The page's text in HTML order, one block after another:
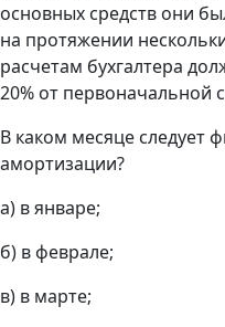
основных средств они
на протяжении
расчетам бухгалтера
20% от первоначальной
В каком месяце следует
амортизации?
а) в январе;
б) в феврале;
в) в марте;